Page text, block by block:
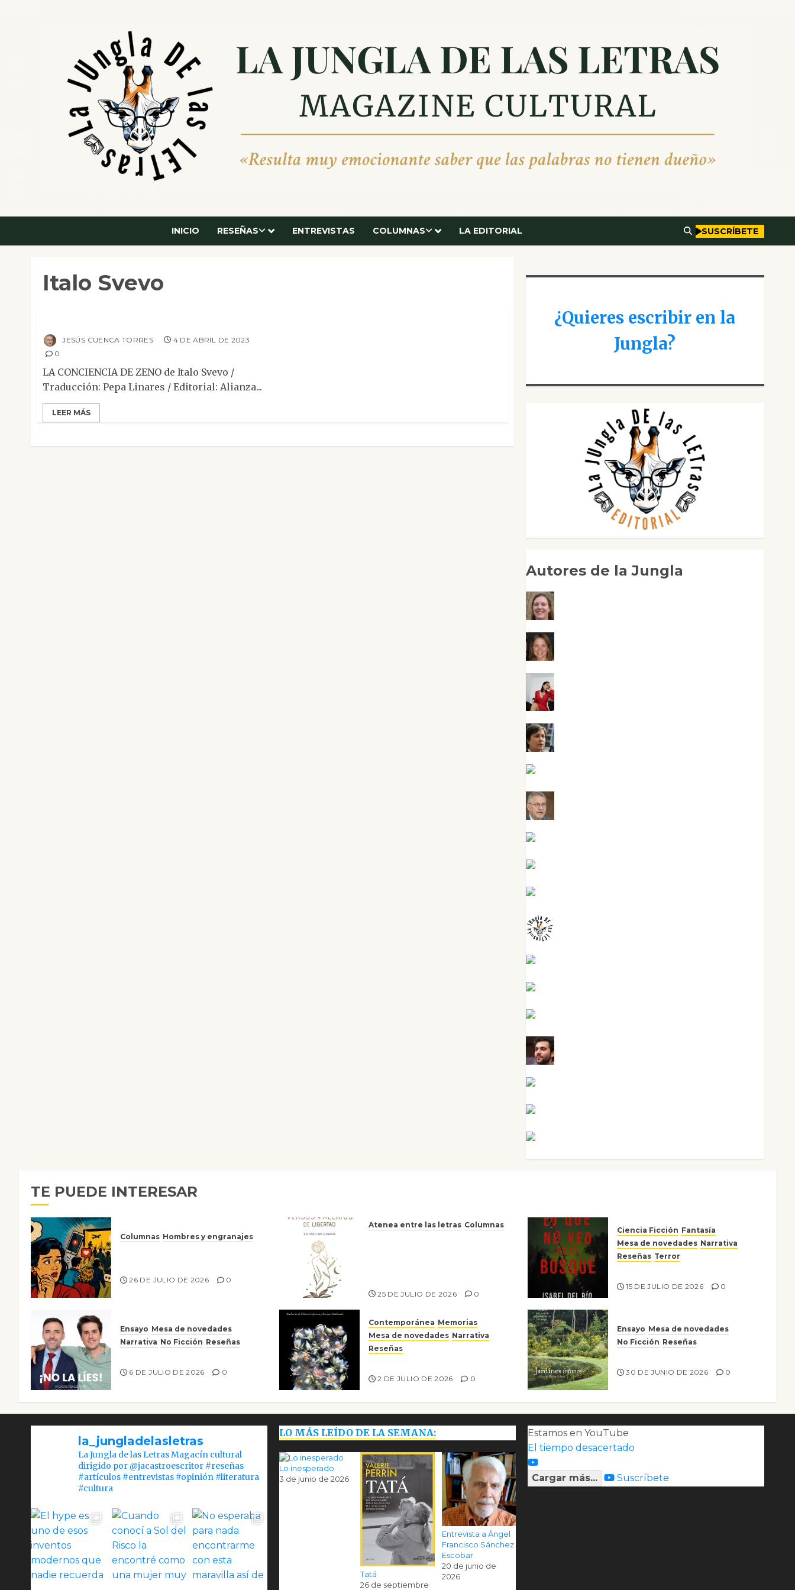
INICIO RESEÑAS ENTREVISTAS COLUMNAS LA EDITORIAL SUSCRÍBETE
Italo Svevo
Clásicos Contemporánea
Reseñas
JESÚS CUENCA TORRES
4 DE ABRIL DE 2023
0
LA CONCIENCIA DE ZENO de Italo Svevo /
Traducción: Pepa Linares / Editorial: Alianza...
LEER MÁS
¿Quieres escribir en la
Jungla?
Autores de la Jungla
TE PUEDE INTERESAR
Columnas Hombres y engranajes
26 DE JULIO DE 2026 0
Atenea entre las letras Columnas
25 DE JULIO DE 2026 0
Ciencia Ficción Fantasía
Mesa de novedades Narrativa
Reseñas Terror
15 DE JULIO DE 2026 0
Ensayo Mesa de novedades
Narrativa No Ficción Reseñas
6 DE JULIO DE 2026 0
Contemporánea Memorias
Mesa de novedades Narrativa
Reseñas
2 DE JULIO DE 2026 0
Ensayo Mesa de novedades
No Ficción Reseñas
30 DE JUNIO DE 2026 0
la_jungladelasletras
La Jungla de las Letras Magacín cultural
dirigido por @jacastroescritor #reseñas
#artículos #entrevistas #opinión #literatura
#cultura
LO MÁS LEÍDO DE LA SEMANA:
Lo inesperado
3 de junio de 2026
Tatá
26 de septiembre
Entrevista a Ángel
Francisco Sánchez
Escobar
20 de junio de
2026
Estamos en YouTube
El tiempo desacertado
Cargar más... Suscríbete